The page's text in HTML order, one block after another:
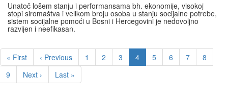
Unatoč lošem stanju i performansama bh. ekonomije, visokoj
stopi siromaštva i velikom broju osoba u stanju socijalne potrebe,
sistem socijalne pomoći u Bosni i Hercegovini je nedovoljno
razvijen i neefikasan.
Pagination
First
page
« First
Previous
page
‹ Previous Page
1 Page
2 Page
3
Current
page
4 Page
5 Page
6 Page
7 Page
8
Page
9
Next
page
Next ›
Last
page
Last »